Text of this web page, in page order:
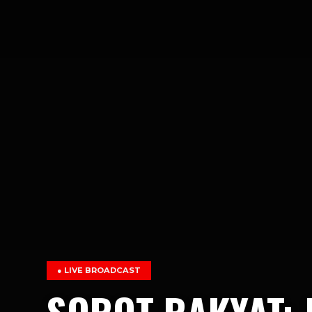
● LIVE BROADCAST